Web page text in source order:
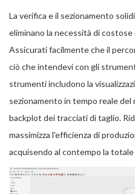
La verifica e il sezionamento
eliminano la necessità di costose
Assicurati facilmente che il
ciò che intendevi con gli
strumenti includono la
sezionamento in tempo reale
backplot dei tracciati di taglio.
massimizza l'efficienza di
acquisendo al contempo la